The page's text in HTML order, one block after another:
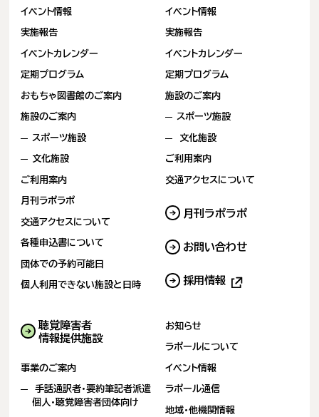
月刊ラポラポ
イベント情報
実施報告
イベントカレンダー
定期プログラム
おもちゃ図書館のご案内
施設のご案内
スポーツ施設
文化施設
ご利用案内
月刊ラポラポ
交通アクセスについて
各種申込書について
団体での予約可能日(新しいタブで開きます)
個人利用できない施設と日時(新しいタブで開きます)
イベント情報
実施報告
イベントカレンダー
定期プログラム
施設のご案内
スポーツ施設
文化施設
ご利用案内
交通アクセスについて
聴覚障害者
情報提供施設
事業のご案内
手話通訳者・要約筆記者派遣
個人・聴覚障害者団体向け
お問い合わせ
採用情報
(新
タ
で
開
ま
お知らせ
ラポールについて
イベント情報
ラポール通信
地域・他機関情報